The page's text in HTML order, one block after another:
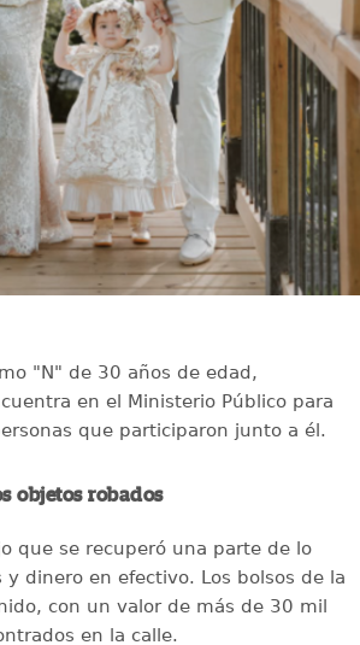
"N" de 30 años de edad,
en el Ministerio Público para
que participaron junto a él.
objetos robados
que se recuperó una parte de lo
y dinero en efectivo. Los bolsos de la
con un valor de más de 30 mil
en la calle.